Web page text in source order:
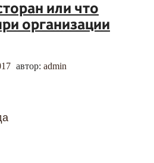
или что
организации
автор: admin